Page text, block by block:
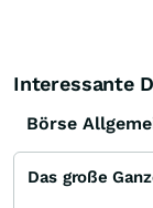
Interessante
Börse